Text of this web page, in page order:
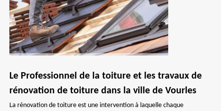
Le Professionnel de la toiture et les travaux de
rénovation de toiture dans la ville de Vourles
La rénovation de toiture est une intervention à laquelle chaque